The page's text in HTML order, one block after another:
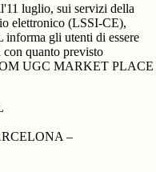
luglio, sui servizi della
elettronico (LSSI-CE),
informa gli utenti di essere
quanto previsto
UGC MARKET PLACE
–